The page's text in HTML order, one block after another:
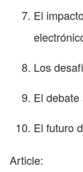
El
Los
El
El futuro
Article: